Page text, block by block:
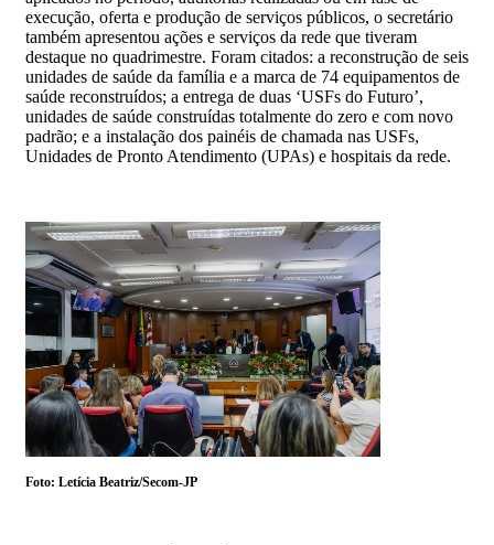
execução, oferta e produção de serviços públicos, o secretário
também apresentou ações e serviços da rede que tiveram
destaque no quadrimestre. Foram citados: a reconstrução de seis
unidades de saúde da família e a marca de 74 equipamentos de
saúde reconstruídos; a entrega de duas ‘USFs do Futuro’,
unidades de saúde construídas totalmente do zero e com novo
padrão; e a instalação dos painéis de chamada nas USFs,
Unidades de Pronto Atendimento (UPAs) e hospitais da rede.
Foto: Letícia Beatriz/Secom-JP